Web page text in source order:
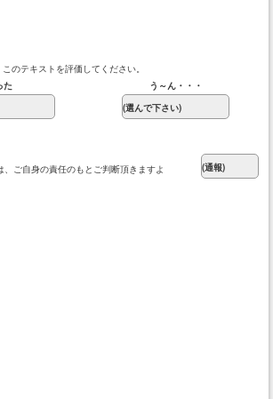
このテキストを評価してください。
た
う～ん・・・
ご自身の責任のもとご判断頂きますよ